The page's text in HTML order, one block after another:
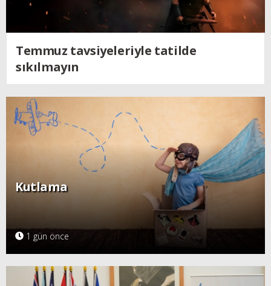
Kendine dönen adam; Nolan´ın
Odysseus´u
Kutlama
1 gün önce